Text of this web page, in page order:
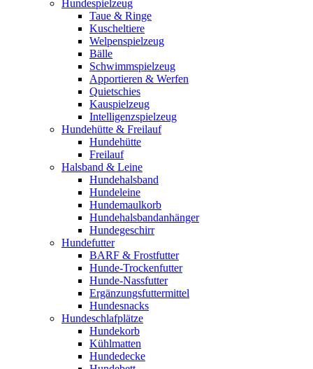
Hundespielzeug
Taue & Ringe
Kuscheltiere
Welpenspielzeug
Bälle
Schwimmspielzeug
Apportieren & Werfen
Quietschies
Kauspielzeug
Intelligenzspielzeug
Hundehütte & Freilauf
Hundehütte
Freilauf
Halsband & Leine
Hundehalsband
Hundeleine
Hundemaulkorb
Hundehalsbandanhänger
Hundegeschirr
Hundefutter
BARF & Frostfutter
Hunde-Trockenfutter
Hunde-Nassfutter
Ergänzungsfuttermittel
Hundesnacks
Hundeschlafplätze
Hundekorb
Kühlmatten
Hundedecke